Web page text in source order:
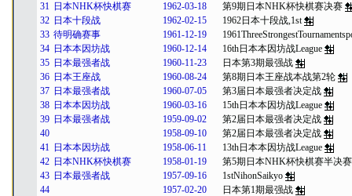
31 日本NHK杯快棋赛 1962-03-18
第9期日本NHK杯快棋赛决赛
32 日本十段战 1962-02-15
1962日本十段战,1st
33 待明确赛事 1961-12-19
34 日本本因坊战 1960-12-14
16th日本本因坊战League
35 日本最强者战 1960-11-23
日本第3期最强战
36 日本王座战 1960-08-24
第8期日本王座战本战第2轮
37 日本最强者战 1960-07-05
第3届日本最强者决定战
38 日本本因坊战 1960-03-16
15th日本本因坊战League
39 日本最强者战 1959-09-02
第2届日本最强者决定战
40
1958-09-10
第2届日本最强者决定战
41 日本本因坊战 1958-06-11
13th日本本因坊战League
42 日本NHK杯快棋赛 1958-01-19
第5期日本NHK杯快棋赛半决赛
43 日本最强者战 1957-09-16
1stNihonSaikyo
44
1957-02-20
日本第1期最强战